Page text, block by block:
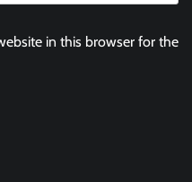
in this browser for the